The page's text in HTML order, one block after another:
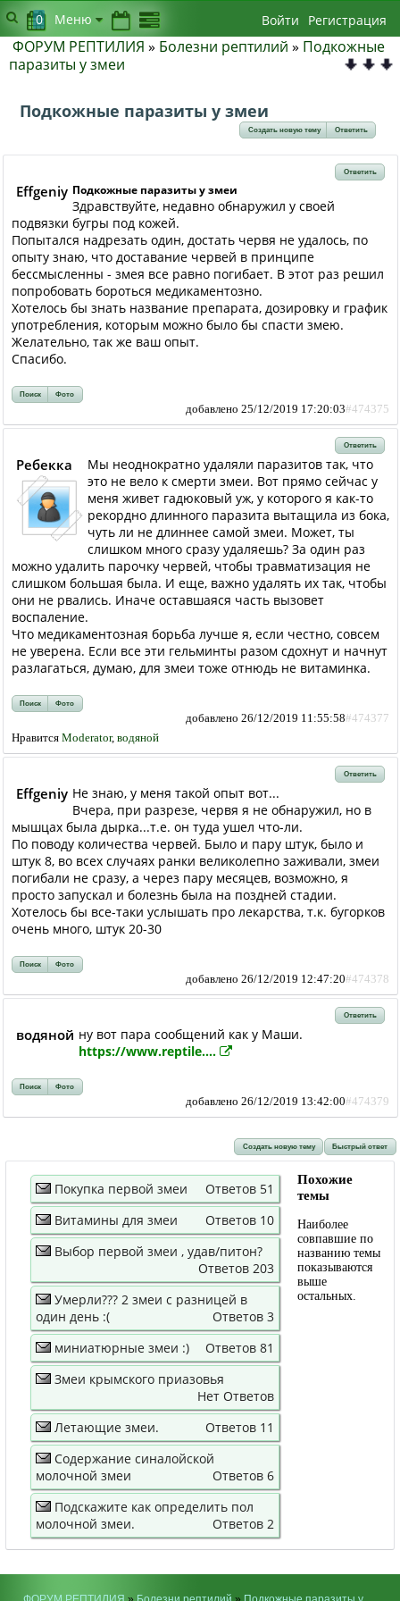
ФОРУМ РЕПТИЛИЯ » Болезни рептилий » Подкожные
паразиты у змеи
Подкожные паразиты у змеи
Создать новую тему Ответить
Ответить
Effgeniy Подкожные паразиты у змеи
Здравствуйте, недавно обнаружил у своей
подвязки бугры под кожей.
Попытался надрезать один, достать червя не удалось, по
опыту знаю, что доставание червей в принципе
бессмысленны - змея все равно погибает. В этот раз решил
попробовать бороться медикаментозно.
Хотелось бы знать название препарата, дозировку и график
употребления, которым можно было бы спасти змею.
Желательно, так же ваш опыт.
Спасибо.
Поиск Фото
добавлено 25/12/2019 17:20:03#474375
Ответить
Ребекка
Мы неоднократно удаляли паразитов так, что
это не вело к смерти змеи. Вот прямо сейчас у
меня живет гадюковый уж, у которого я как-то
рекордно длинного паразита вытащила из бока,
чуть ли не длиннее самой змеи. Может, ты
слишком много сразу удаляешь? За один раз
можно удалить парочку червей, чтобы травматизация не
слишком большая была. И еще, важно удалять их так, чтобы
они не рвались. Иначе оставшаяся часть вызовет
воспаление.
Что медикаментозная борьба лучше я, если честно, совсем
не уверена. Если все эти гельминты разом сдохнут и начнут
разлагаться, думаю, для змеи тоже отнюдь не витаминка.
Поиск Фото
добавлено 26/12/2019 11:55:58#474377
Нравится Moderator, водяной
Ответить
Effgeniy Не знаю, у меня такой опыт вот...
Вчера, при разрезе, червя я не обнаружил, но в
мышцах была дырка...т.е. он туда ушел что-ли.
По поводу количества червей. Было и пару штук, было и
штук 8, во всех случаях ранки великолепно заживали, змеи
погибали не сразу, а через пару месяцев, возможно, я
просто запускал и болезнь была на поздней стадии.
Хотелось бы все-таки услышать про лекарства, т.к. бугорков
очень много, штук 20-30
Поиск Фото
добавлено 26/12/2019 12:47:20#474378
Ответить
водяной ну вот пара сообщений как у Маши.
https://www.reptile....
Поиск Фото
добавлено 26/12/2019 13:42:00#474379
Создать новую тему Быстрый ответ
Покупка первой змеи
Ответов 51
Витамины для змеи
Ответов 10
Выбор первой змеи , удав/питон?
Ответов 203
Умерли??? 2 змеи с разницей в
один день :(
Ответов 3
миниатюрные змеи :)
Ответов 81
Змеи крымского приазовья
Нет Ответов
Летающие змеи.
Ответов 11
Содержание синалойской
молочной змеи
Ответов 6
Подскажите как определить пол
молочной змеи.
Ответов 2
Похожие
темы
Наиболее
совпавшие по
названию темы
показываются
выше
остальных.
0 Меню Войти Регистрация